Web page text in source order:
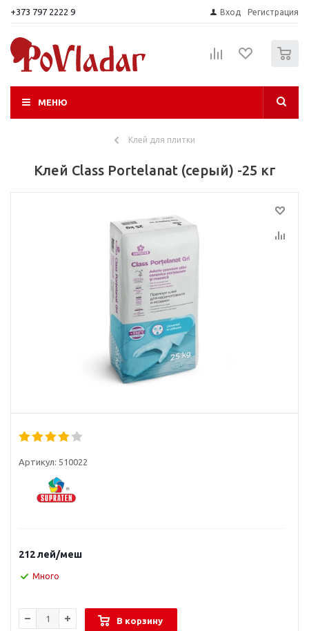
+373 797 2222 9 Вход Регистрация
МЕНЮ
Клей для плитки
Клей Class Portelanat (серый) -25 кг
Артикул: 510022
212лей/меш
Много
В корзину